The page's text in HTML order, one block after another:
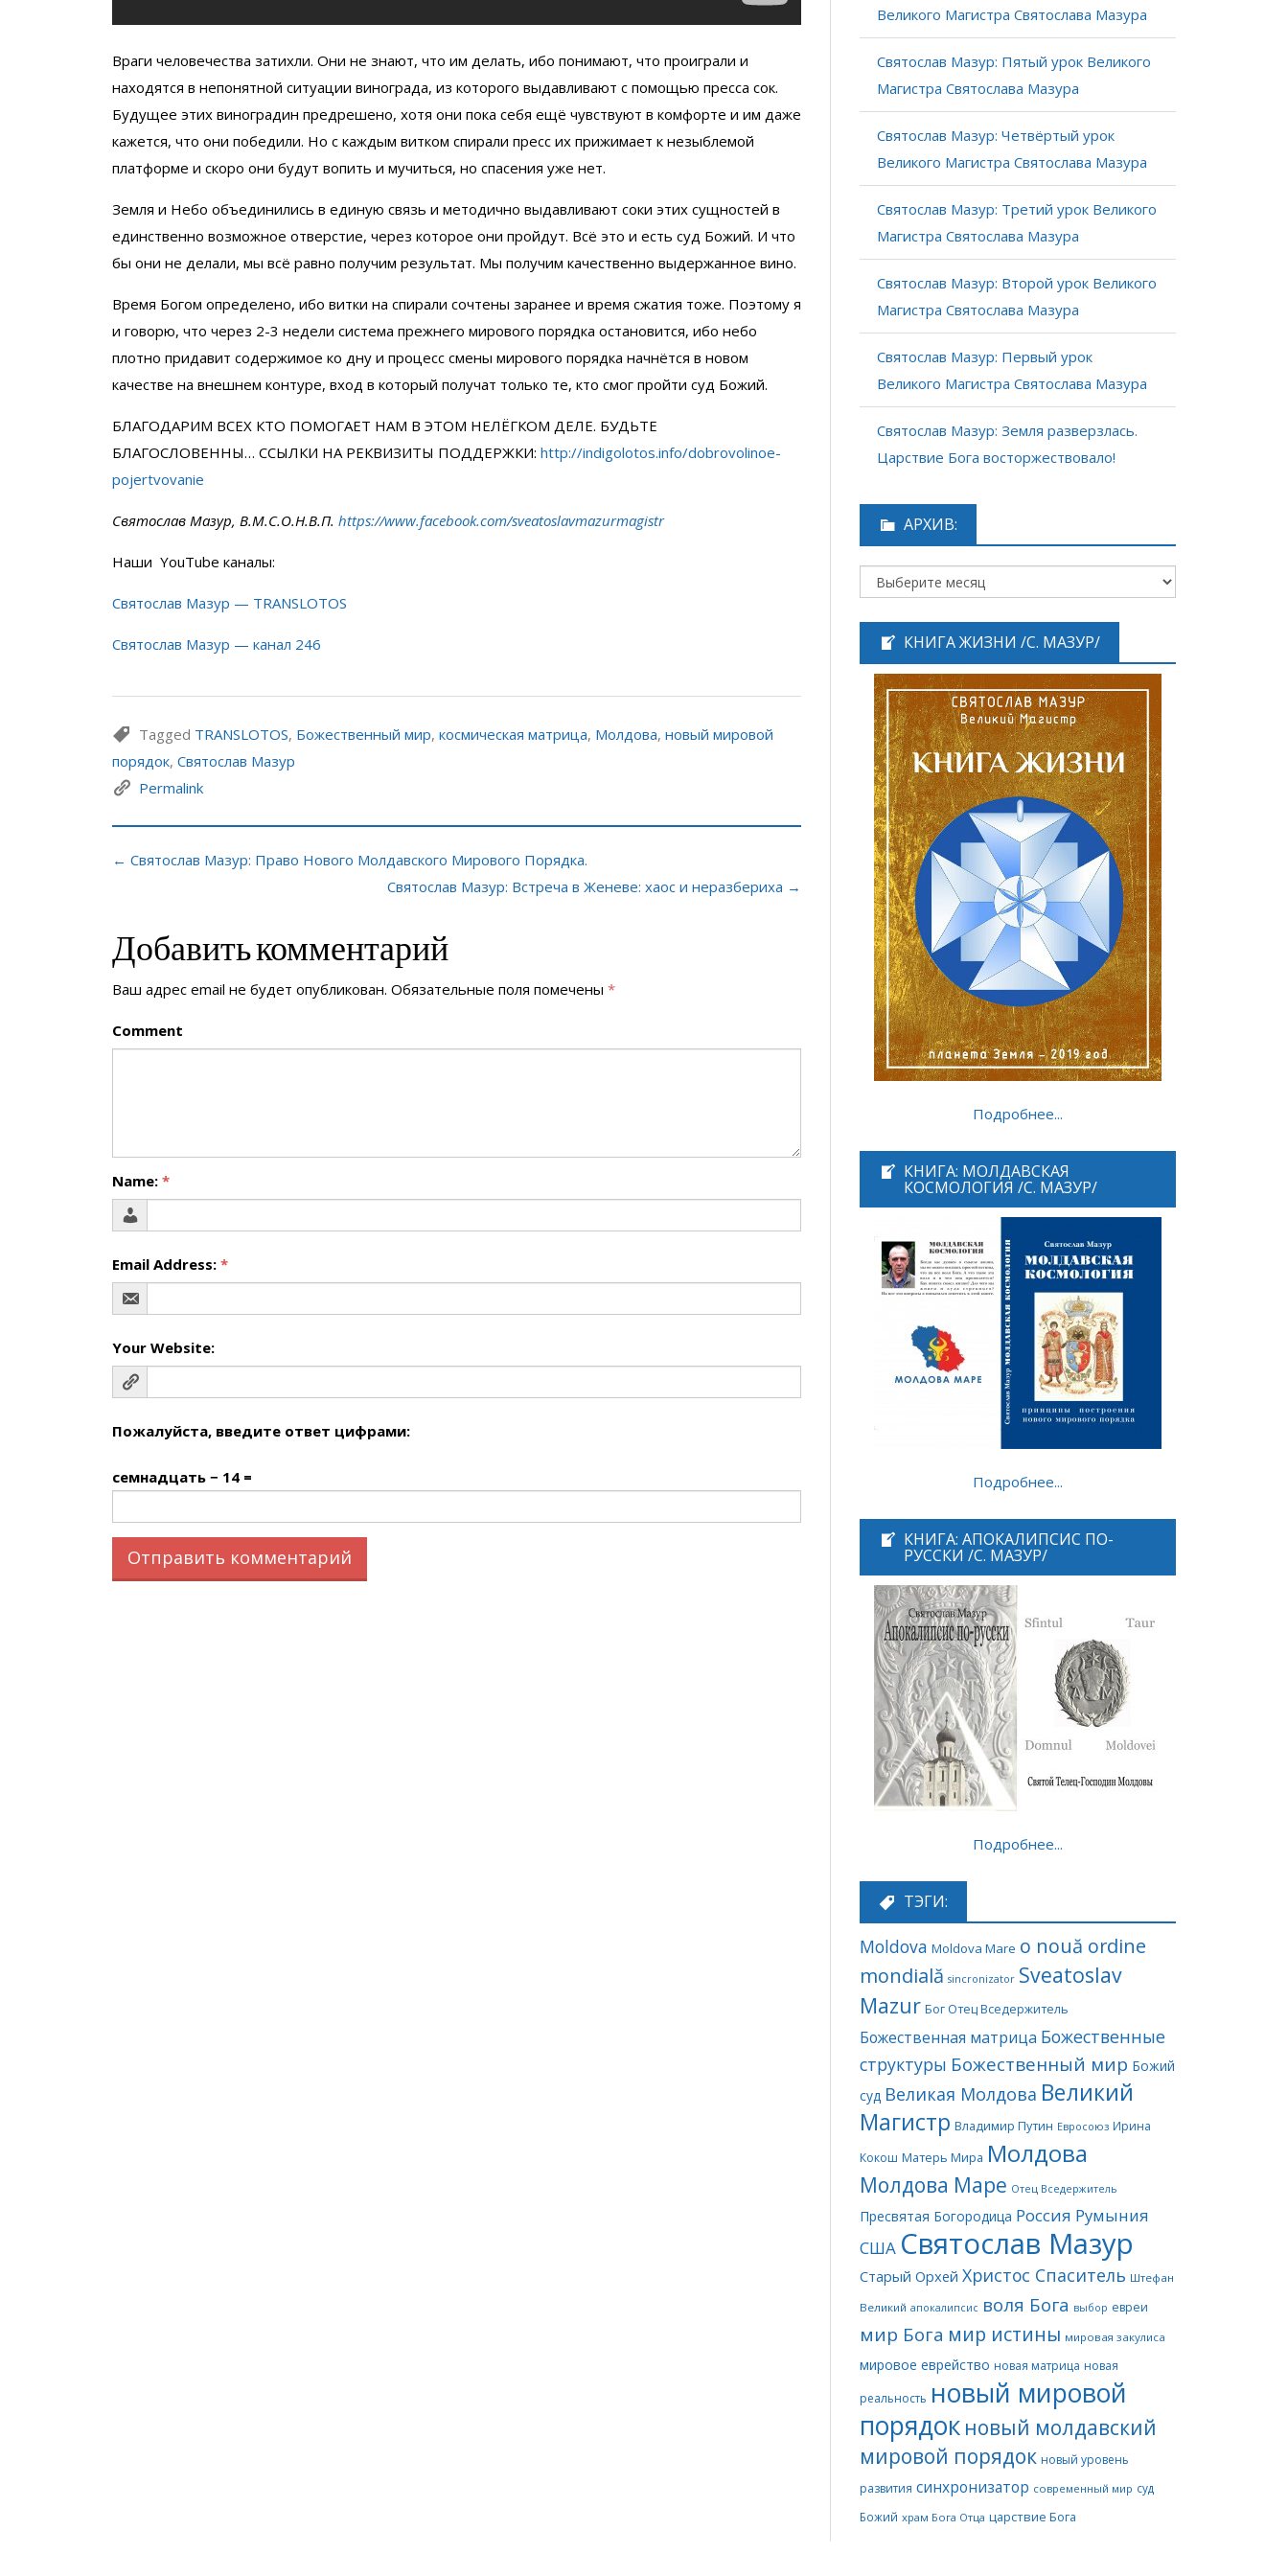
Враги человечества затихли. Они не знают, что им делать, ибо понимают, что проиграли и
находятся в непонятной ситуации винограда, из которого выдавливают с помощью пресса сок.
Будущее этих виноградин предрешено, хотя они пока себя ещё чувствуют в комфорте и им даже
кажется, что они победили. Но с каждым витком спирали пресс их прижимает к незыблемой
платформе и скоро они будут вопить и мучиться, но спасения уже нет.
Земля и Небо объединились в единую связь и методично выдавливают соки этих сущностей в
единственно возможное отверстие, через которое они пройдут. Всё это и есть суд Божий. И что
бы они не делали, мы всё равно получим результат. Мы получим качественно выдержанное вино.
Время Богом определено, ибо витки на спирали сочтены заранее и время сжатия тоже. Поэтому я
и говорю, что через 2-3 недели система прежнего мирового порядка остановится, ибо небо
плотно придавит содержимое ко дну и процесс смены мирового порядка начнётся в новом
качестве на внешнем контуре, вход в который получат только те, кто смог пройти суд Божий.
БЛАГОДАРИМ ВСЕХ КТО ПОМОГАЕТ НАМ В ЭТОМ НЕЛЁГКОМ ДЕЛЕ. БУДЬТЕ
БЛАГОСЛОВЕННЫ… ССЫЛКИ НА РЕКВИЗИТЫ ПОДДЕРЖКИ: http://indigolotos.info/dobrovolinoe-
pojertvovanie
Святослав Мазур, В.М.С.О.Н.В.П. https://www.facebook.com/sveatoslavmazurmagistr
Наши YouTube каналы:
Святослав Мазур — TRANSLOTOS
Святослав Мазур — канал 246
Tagged TRANSLOTOS, Божественный мир, космическая матрица, Молдова, новый мировой
порядок, Святослав Мазур
Permalink
← Святослав Мазур: Право Нового Молдавского Мирового Порядка.
Святослав Мазур: Встреча в Женеве: хаос и неразбериха →
Добавить комментарий
Ваш адрес email не будет опубликован. Обязательные поля помечены *
Comment
Name: *
Email Address: *
Your Website:
Пожалуйста, введите ответ цифрами:
семнадцать − 14 =
Великого Магистра Святослава Мазура
Святослав Мазур: Пятый урок Великого
Магистра Святослава Мазура
Святослав Мазур: Четвёртый урок
Великого Магистра Святослава Мазура
Святослав Мазур: Третий урок Великого
Магистра Святослава Мазура
Святослав Мазур: Второй урок Великого
Магистра Святослава Мазура
Святослав Мазур: Первый урок
Великого Магистра Святослава Мазура
Святослав Мазур: Земля разверзлась.
Царствие Бога восторжествовало!
АРХИВ:
КНИГА ЖИЗНИ /С. МАЗУР/
Подробнее...
КНИГА: МОЛДАВСКАЯ
КОСМОЛОГИЯ /С. МАЗУР/
Подробнее...
КНИГА: АПОКАЛИПСИС ПО-
РУССКИ /С. МАЗУР/
Подробнее...
ТЭГИ:
Moldova Moldova Mare o nouă ordine
mondială sincronizator Sveatoslav
Mazur Бог Отец Вседержитель
Божественная матрица Божественные
структуры Божественный мир Божий
суд Великая Молдова Великий
Магистр Владимир Путин Евросоюз Ирина
Кокош Матерь Мира Молдова
Молдова Маре Отец Вседержитель
Пресвятая Богородица Россия Румыния
США Святослав Мазур
Старый Орхей Христос Спаситель Штефан
Великий апокалипсис воля Бога выбор евреи
мир Бога мир истины мировая закулиса
мировое еврейство новая матрица новая
реальность новый мировой
порядок новый молдавский
мировой порядок новый уровень
развития синхронизатор современный мир суд
Божий храм Бога Отца царствие Бога